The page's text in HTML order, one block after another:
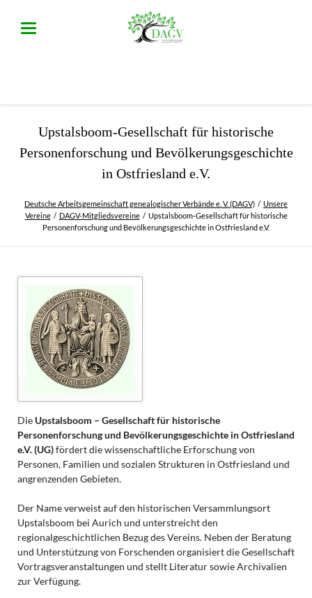
Upstalsboom-Gesellschaft für historische
Personenforschung und Bevölkerungsgeschichte
in Ostfriesland e.V.
Deutsche Arbeitsgemeinschaft genealogischer Verbände e. V. (DAGV)
Unsere
Vereine
DAGV-Mitgliedsvereine
Upstalsboom-Gesellschaft für historische
Personenforschung und Bevölkerungsgeschichte in Ostfriesland e.V.
Die Upstalsboom – Gesellschaft für historische
Personenforschung und Bevölkerungsgeschichte in Ostfriesland
e.V. (UG)fördert die wissenschaftliche Erforschung von
Personen, Familien und sozialen Strukturen in Ostfriesland und
angrenzenden Gebieten.
Der Name verweist auf den historischen Versammlungsort
Upstalsboom bei Aurich und unterstreicht den
regionalgeschichtlichen Bezug des Vereins. Neben der Beratung
und Unterstützung von Forschenden organisiert die Gesellschaft
Vortragsveranstaltungen und stellt Literatur sowie Archivalien
zur Verfügung.